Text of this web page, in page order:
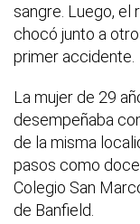
sangre. Luego, el
chocó junto a
primer accidente.
La mujer de 29
desempeñaba
de la misma
pasos como
Colegio San
de Banfield.